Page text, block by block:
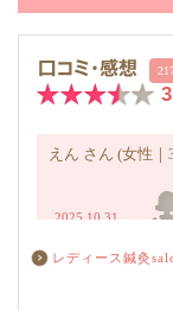
レディース鍼灸